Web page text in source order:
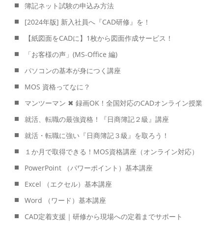
簿記ネット試験の申込み方法
[2024年版] 新入社員へ『CAD研修』を！
【紙図面をCADに】1枚から図面作成サービス！
「お客様の声」(MS-Office 編)
パソコンの基本が身につく講座
MOS 資格ってなに？
マンツーマン ✖ 録画OK！全国対応のCADオンライン授業
就活、転職の最強資格！『日商簿記２級』講座
就活・転職に強い『日商簿記３級』を取ろう！
１か月で取得できる！MOS資格講座（オンライン対応）
PowerPoint （パワーポイント）基本講座
Excel （エクセル）基本講座
Word （ワード）基本講座
CAD定着支援｜研修から現場への定着までサポート